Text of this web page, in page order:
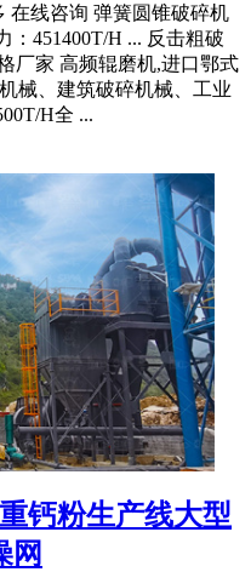
在线咨询 弹簧圆锥破碎机
：451400T/H ... 反击粗破
厂家 高频辊磨机,进口鄂式
械、建筑破碎机械、工业
H全 ...
钙粉生产线大型
网